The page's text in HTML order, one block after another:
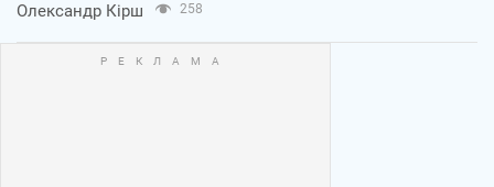
Олександр Кірш 258